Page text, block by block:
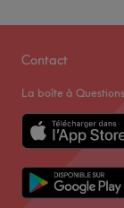
Contact
La boîte à